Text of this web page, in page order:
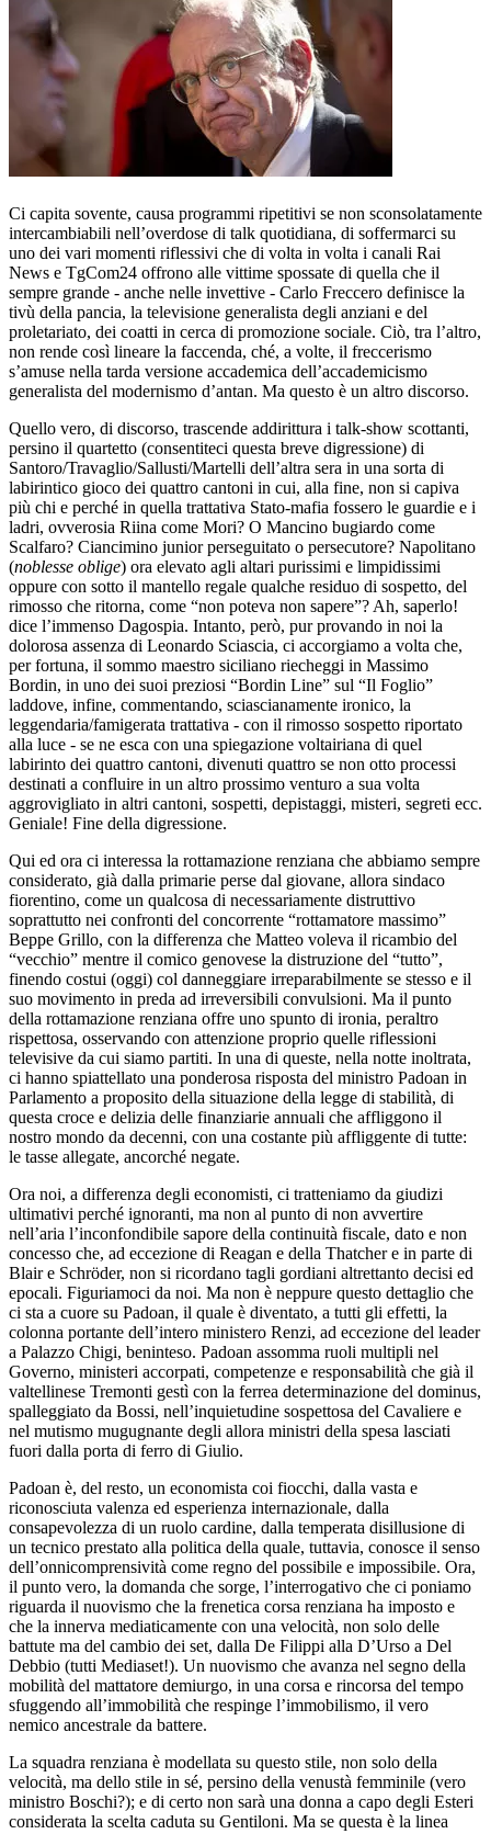
Ci capita sovente, causa programmi ripetitivi se non sconsolatamente
intercambiabili nell’overdose di talk quotidiana, di soffermarci su
uno dei vari momenti riflessivi che di volta in volta i canali Rai
News e TgCom24 offrono alle vittime spossate di quella che il
sempre grande - anche nelle invettive - Carlo Freccero definisce la
tivù della pancia, la televisione generalista degli anziani e del
proletariato, dei coatti in cerca di promozione sociale. Ciò, tra l’altro,
non rende così lineare la faccenda, ché, a volte, il freccerismo
s’amuse nella tarda versione accademica dell’accademicismo
generalista del modernismo d’antan. Ma questo è un altro discorso.
Quello vero, di discorso, trascende addirittura i talk-show scottanti,
persino il quartetto (consentiteci questa breve digressione) di
Santoro/Travaglio/Sallusti/Martelli dell’altra sera in una sorta di
labirintico gioco dei quattro cantoni in cui, alla fine, non si capiva
più chi e perché in quella trattativa Stato-mafia fossero le guardie e i
ladri, ovverosia Riina come Mori? O Mancino bugiardo come
Scalfaro? Ciancimino junior perseguitato o persecutore? Napolitano
(noblesse oblige) ora elevato agli altari purissimi e limpidissimi
oppure con sotto il mantello regale qualche residuo di sospetto, del
rimosso che ritorna, come “non poteva non sapere”? Ah, saperlo!
dice l’immenso Dagospia. Intanto, però, pur provando in noi la
dolorosa assenza di Leonardo Sciascia, ci accorgiamo a volta che,
per fortuna, il sommo maestro siciliano riecheggi in Massimo
Bordin, in uno dei suoi preziosi “Bordin Line” sul “Il Foglio”
laddove, infine, commentando, sciascianamente ironico, la
leggendaria/famigerata trattativa - con il rimosso sospetto riportato
alla luce - se ne esca con una spiegazione voltairiana di quel
labirinto dei quattro cantoni, divenuti quattro se non otto processi
destinati a confluire in un altro prossimo venturo a sua volta
aggrovigliato in altri cantoni, sospetti, depistaggi, misteri, segreti ecc.
Geniale! Fine della digressione.
Qui ed ora ci interessa la rottamazione renziana che abbiamo sempre
considerato, già dalla primarie perse dal giovane, allora sindaco
fiorentino, come un qualcosa di necessariamente distruttivo
soprattutto nei confronti del concorrente “rottamatore massimo”
Beppe Grillo, con la differenza che Matteo voleva il ricambio del
“vecchio” mentre il comico genovese la distruzione del “tutto”,
finendo costui (oggi) col danneggiare irreparabilmente se stesso e il
suo movimento in preda ad irreversibili convulsioni. Ma il punto
della rottamazione renziana offre uno spunto di ironia, peraltro
rispettosa, osservando con attenzione proprio quelle riflessioni
televisive da cui siamo partiti. In una di queste, nella notte inoltrata,
ci hanno spiattellato una ponderosa risposta del ministro Padoan in
Parlamento a proposito della situazione della legge di stabilità, di
questa croce e delizia delle finanziarie annuali che affliggono il
nostro mondo da decenni, con una costante più affliggente di tutte:
le tasse allegate, ancorché negate.
Ora noi, a differenza degli economisti, ci tratteniamo da giudizi
ultimativi perché ignoranti, ma non al punto di non avvertire
nell’aria l’inconfondibile sapore della continuità fiscale, dato e non
concesso che, ad eccezione di Reagan e della Thatcher e in parte di
Blair e Schröder, non si ricordano tagli gordiani altrettanto decisi ed
epocali. Figuriamoci da noi. Ma non è neppure questo dettaglio che
ci sta a cuore su Padoan, il quale è diventato, a tutti gli effetti, la
colonna portante dell’intero ministero Renzi, ad eccezione del leader
a Palazzo Chigi, beninteso. Padoan assomma ruoli multipli nel
Governo, ministeri accorpati, competenze e responsabilità che già il
valtellinese Tremonti gestì con la ferrea determinazione del dominus,
spalleggiato da Bossi, nell’inquietudine sospettosa del Cavaliere e
nel mutismo mugugnante degli allora ministri della spesa lasciati
fuori dalla porta di ferro di Giulio.
Padoan è, del resto, un economista coi fiocchi, dalla vasta e
riconosciuta valenza ed esperienza internazionale, dalla
consapevolezza di un ruolo cardine, dalla temperata disillusione di
un tecnico prestato alla politica della quale, tuttavia, conosce il senso
dell’onnicomprensività come regno del possibile e impossibile. Ora,
il punto vero, la domanda che sorge, l’interrogativo che ci poniamo
riguarda il nuovismo che la frenetica corsa renziana ha imposto e
che la innerva mediaticamente con una velocità, non solo delle
battute ma del cambio dei set, dalla De Filippi alla D’Urso a Del
Debbio (tutti Mediaset!). Un nuovismo che avanza nel segno della
mobilità del mattatore demiurgo, in una corsa e rincorsa del tempo
sfuggendo all’immobilità che respinge l’immobilismo, il vero
nemico ancestrale da battere.
La squadra renziana è modellata su questo stile, non solo della
velocità, ma dello stile in sé, persino della venustà femminile (vero
ministro Boschi?); e di certo non sarà una donna a capo degli Esteri
considerata la scelta caduta su Gentiloni. Ma se questa è la linea